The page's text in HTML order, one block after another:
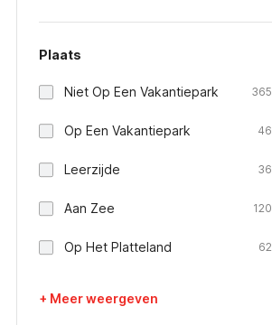
Plaats
Niet Op Een Vakantiepark 365
Op Een Vakantiepark 46
Leerzijde 36
Aan Zee 120
Op Het Platteland 62
+ Meer weergeven